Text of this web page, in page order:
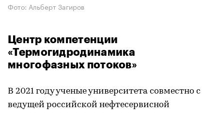
Фото: Альберт Загиров
Центр компетенции
«Термогидродинамика
многофазных потоков»
В 2021 году ученые университета совместно с
ведущей российской нефтесервисной